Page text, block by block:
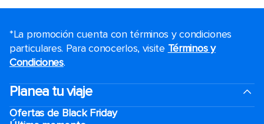
*La promoción cuenta con términos y condiciones
particulares. Para conocerlos, visite Términos y
Condiciones.
Planea tu viaje
Ofertas de Black Friday